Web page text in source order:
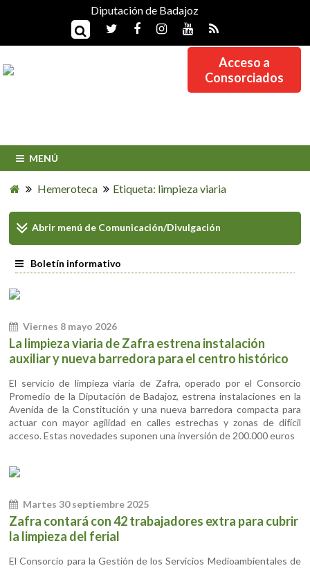
Diputación de Badajoz
Acceso a
Consorciados
MENÚ
Hemeroteca Etiqueta: limpieza viaria
Viernes 8 mayo 2026
La limpieza viaria de Zafra estrena instalación
auxiliar y nueva barredora para el centro histórico
El servicio de limpieza viaria de Zafra, operado por el Consorcio
Promedio de la Diputación de Badajoz, estrena instalaciones en la
Avenida de la Constitución y una nueva barredora compacta para
actuar con mayor agilidad en calles estrechas y zonas de difícil
acceso. Estas novedades suponen una inversión de 200.000 euros
Martes 30 septiembre 2025
Zafra contará con 42 trabajadores extra para cubrir
la limpieza del ferial
El Consorcio para la Gestión de los Servicios Medioambientales de
Abrir menú de Comunicación/Divulgación
Boletín informativo